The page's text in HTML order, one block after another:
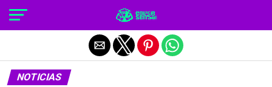
NOTICIAS
Salir de la versión móvil